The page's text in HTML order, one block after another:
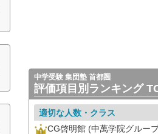
中学受験 集団塾 首都圏
評価項目別ランキング
適切な人数・クラス
CG啓明館 (中萬学院グルー